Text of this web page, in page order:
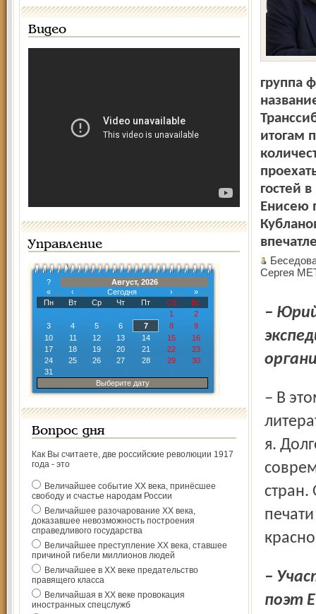
Видео
Управление
?
Август, 2026
«
‹ Сегодня ›
»
Пн
Вт Ср Чт Пт Сб
Вс
1
2
3
4 5 6 7 8
9
10
11 12 13 14 15
16
17
18 19 20 21 22
23
24
25 26 27 28 29
30
31
Выберите дату
Вопрос дня
Как Вы считаете, две российские революции 1917
года - это
Величайшее событие ХХ века, принёсшее
свободу и счастье народам России
Величайшее разочарование ХХ века,
доказавшее невозможность построения
справедливого государства
Величайшее преступление ХХ века, ставшее
причиной гибели миллионов людей
Величайшее в ХХ веке предательство
правящего класса
Величайшая в ХХ веке провокация
иностранных спецслужб
группа
итогам
гостей
Енисею
Сергея
– Юрий Михайлович, расскажите подробнее о новой
– В этом нашем путешествии принимали участие
я.
стран.
– Участниками этого путешествия стали также
поэт